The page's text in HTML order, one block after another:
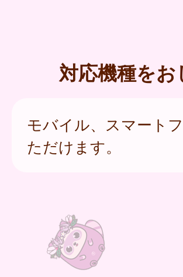
対応機種を
モバイル、スマート
ただけます。